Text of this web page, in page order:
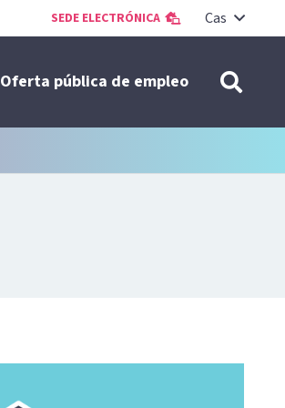
SEDE ELECTRÓNICA Cas
Oferta pública de empleo